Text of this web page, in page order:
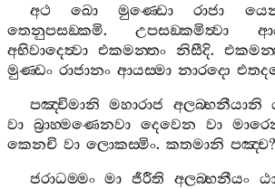
අථ ඛො මුණ‍්ඩො රාජා
තෙනුපසඞ‍්කමි.උපසඞ‍්කමිත්‍වා
අභිවාදෙත්‍වා එකමන‍්තං නිසීදි.
මුණ‍්ඩං රාජානං ආයස‍්මා නාරදො
පඤ‍්චිමානි මහාරාජ අලබ‍්භනීයානි
වා බ්‍රාහ‍්මණෙනවා දෙවෙන වා
කෙනචි වා ලොකස‍්මිං. කතමානි පඤ‍්ච?
ජරාධම‍්මං මා ජීරීති අලබ‍්භනීයං